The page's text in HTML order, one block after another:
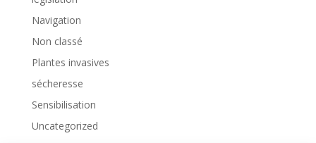
Navigation
Non classé
Plantes invasives
sécheresse
Sensibilisation
Uncategorized